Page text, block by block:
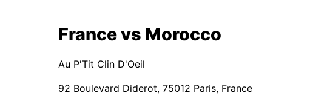
France vs Morocco
Au P'Tit Clin D'Oeil
92 Boulevard Diderot, 75012 Paris, France